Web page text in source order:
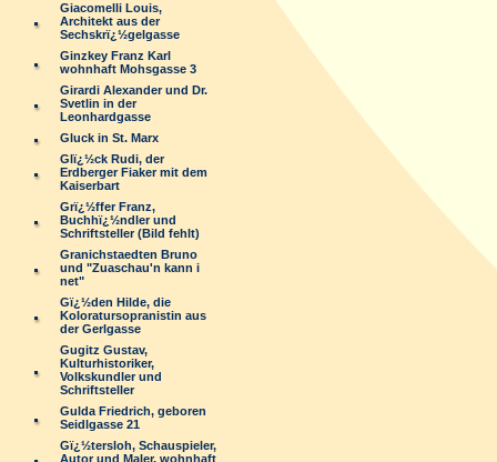
Giacomelli Louis,
Architekt aus der
Sechskrï¿½gelgasse
Ginzkey Franz Karl
wohnhaft Mohsgasse 3
Girardi Alexander und Dr.
Svetlin in der
Leonhardgasse
Gluck in St. Marx
Glï¿½ck Rudi, der
Erdberger Fiaker mit dem
Kaiserbart
Grï¿½ffer Franz,
Buchhï¿½ndler und
Schriftsteller (Bild fehlt)
Granichstaedten Bruno
und "Zuaschau'n kann i
net"
Gï¿½den Hilde, die
Koloratursopranistin aus
der Gerlgasse
Gugitz Gustav,
Kulturhistoriker,
Volkskundler und
Schriftsteller
Gulda Friedrich, geboren
Seidlgasse 21
Gï¿½tersloh, Schauspieler,
Autor und Maler, wohnhaft